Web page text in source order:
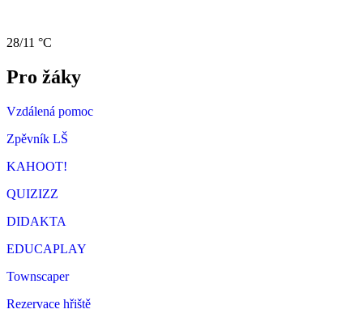
28/11 °C
Pro žáky
Vzdálená pomoc
Zpěvník LŠ
KAHOOT!
QUIZIZZ
DIDAKTA
EDUCAPLAY
Townscaper
Rezervace hřiště